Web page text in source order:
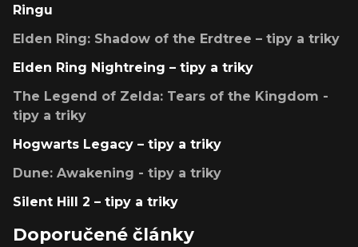
Ringu
Elden Ring: Shadow of the Erdtree – tipy a triky
Elden Ring Nightreing – tipy a triky
The Legend of Zelda: Tears of the Kingdom -
tipy a triky
Hogwarts Legacy – tipy a triky
Dune: Awakening - tipy a triky
Silent Hill 2 – tipy a triky
Doporučené články